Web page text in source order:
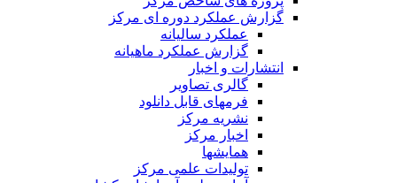
گزارش عملکرد دوره ای مرکز
عملکرد سالیانه
گزارش عملکرد ماهیانه
انتشارات و اخبار
گالری تصاویر
فرمهای قابل دانلود
نشریه مرکز
اخبار مرکز
همایشها
تولیدات علمی مرکز